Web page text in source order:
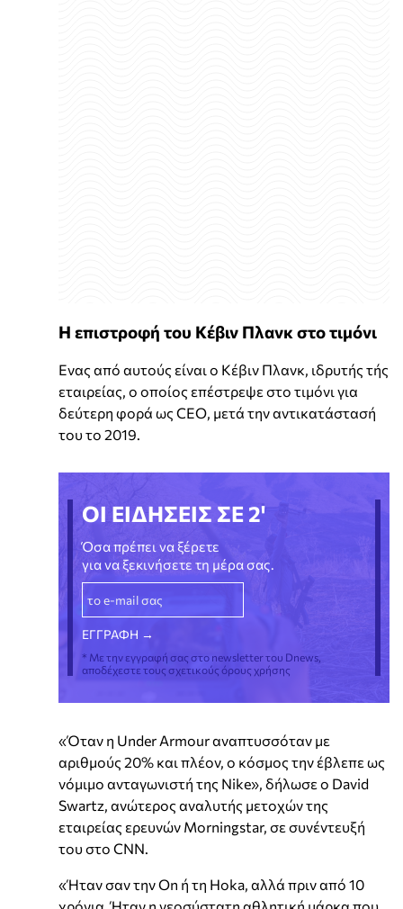
Η επιστροφή του Κέβιν Πλανκ στο τιμόνι
Ενας από αυτούς είναι ο Κέβιν Πλανκ, ιδρυτής τής
εταιρείας, ο οποίος επέστρεψε στο τιμόνι για
δεύτερη φορά ως CEO, μετά την αντικατάστασή
του το 2019.
ΟΙ ΕΙΔΗΣΕΙΣ ΣΕ 2'
Όσα πρέπει να ξέρετε
για να ξεκινήσετε τη μέρα σας.
* Με την εγγραφή σας στο newsletter του Dnews,
αποδέχεστε τους σχετικούς όρους χρήσης
«Όταν η Under Armour αναπτυσσόταν με
αριθμούς 20% και πλέον, ο κόσμος την έβλεπε ως
νόμιμο ανταγωνιστή της Nike», δήλωσε ο David
Swartz, ανώτερος αναλυτής μετοχών της
εταιρείας ερευνών Morningstar, σε συνέντευξή
του στο CNN.
«Ήταν σαν την On ή τη Hoka, αλλά πριν από 10